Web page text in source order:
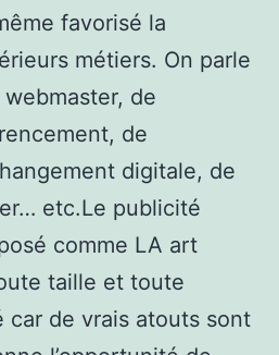
favorisé la
métiers. On parle
de
de
digitale, de
etc.Le publicité
comme LA art
taille et toute
car de vrais atouts sont